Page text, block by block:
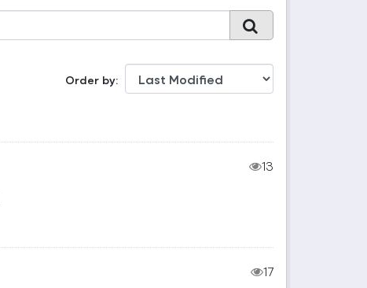
Order by
13
17